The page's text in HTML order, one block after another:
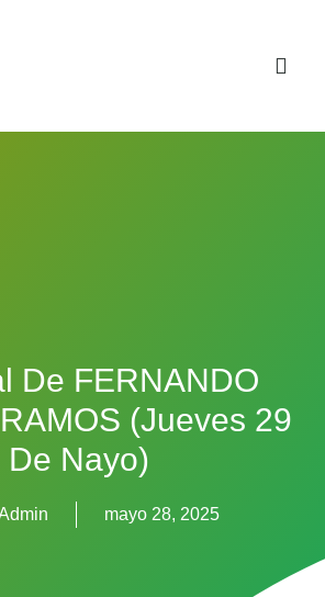
De FERNANDO
(jueves 29
De Nayo)
mayo 28, 2025